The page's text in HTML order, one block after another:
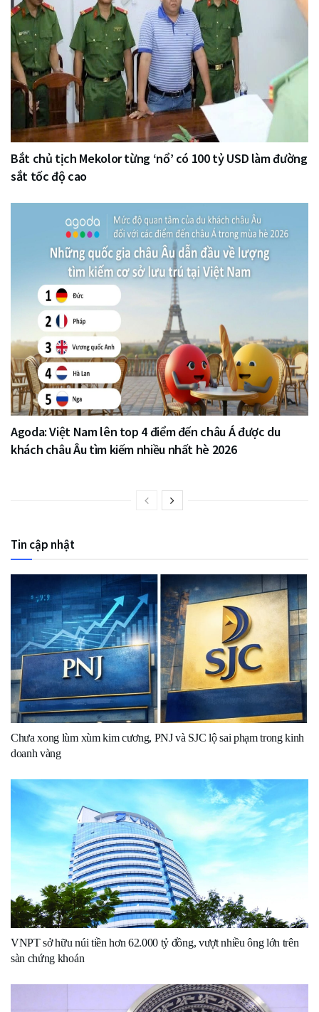
Bắt chủ tịch Mekolor từng ‘nổ’ có 100 tỷ USD làm đường
sắt tốc độ cao
Agoda: Việt Nam lên top 4 điểm đến châu Á được du
khách châu Âu tìm kiếm nhiều nhất hè 2026
Tin cập nhật
Chưa xong lùm xùm kim cương, PNJ và SJC lộ sai phạm trong kinh
doanh vàng
VNPT sở hữu núi tiền hơn 62.000 tỷ đồng, vượt nhiều ông lớn trên
sàn chứng khoán